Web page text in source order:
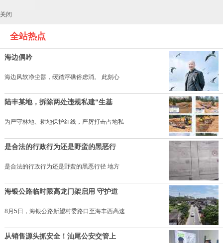
关闭
全站热点
海边偶吟
海边风软净尘嚣，缓踏浮礁俗虑消。 此刻心
陆丰某地，拆除两处违规私建“生基
为严守林地、耕地保护红线，严厉打击占地私
是合法的行政行为还是野蛮的黑恶行
是合法的行政行为还是野蛮的黑恶行径 地方
海银公路临时限高龙门架启用 守护道
8月5日，海银公路新望村委路口至海丰西高速
从销售源头抓安全！汕尾公安交管上